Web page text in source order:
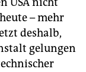
– mehr
deshalb,
gelungen